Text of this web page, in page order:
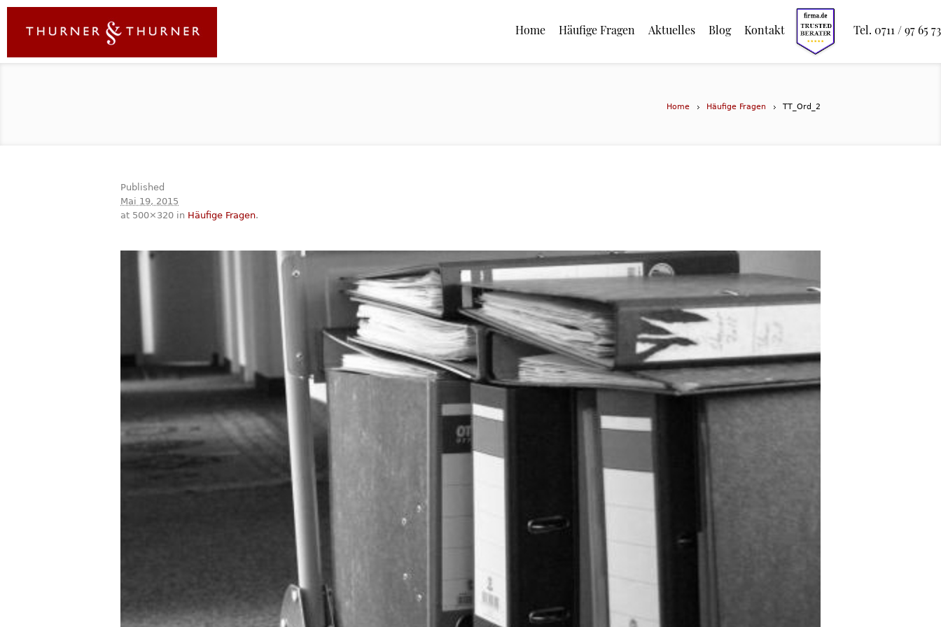
Home Häufige Fragen Aktuelles Blog Kontakt Tel. 0711 / 97 65 73
Home Häufige Fragen TT_Ord_2
Published
Mai 19, 2015
at 500×320 in Häufige Fragen.